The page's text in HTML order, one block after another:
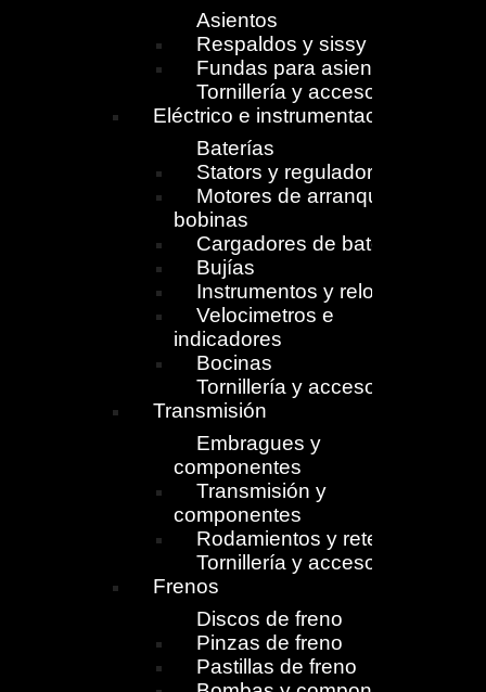
Asientos
Respaldos y sissy
Fundas para asientos
Tornillería y accesorios
Eléctrico e instrumentación
Baterías
Stators y reguladores
Motores de arranque y
bobinas
Cargadores de batería
Bujías
Instrumentos y relojes
Velocimetros e
indicadores
Bocinas
Tornillería y accesorios
Transmisión
Embragues y
componentes
Transmisión y
componentes
Rodamientos y retenes
Tornillería y accesorios
Frenos
Discos de freno
Pinzas de freno
Pastillas de freno